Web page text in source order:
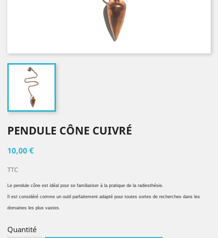
PENDULE CÔNE CUIVRÉ
10,00 €
TTC
Le pendule cône est idéal pour se familiariser à la pratique de la radiesthésie.
Il est considéré comme un outil parfaitement adapté pour toutes sortes de recherches dans les
domaines les plus vastes.
Quantité